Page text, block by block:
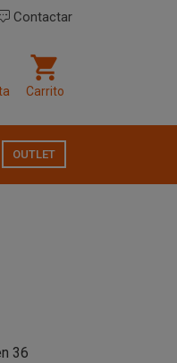
Contactar

Carrito
OUTLET
36